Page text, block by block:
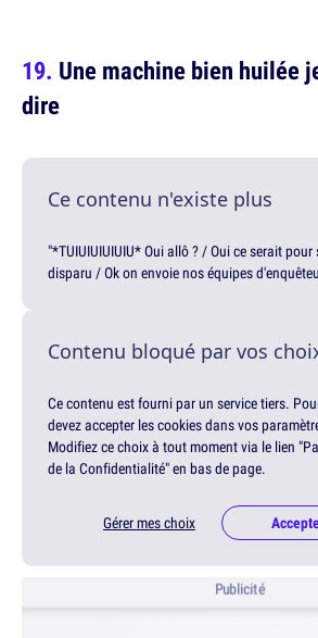
Une machine bien huilée
dire
Ce contenu n'existe plus
"*TUIUIUIUIUIU* Oui allô ? / Oui ce serait
disparu / Ok on envoie nos équipes
Contenu bloqué par vos
Ce contenu est fourni par un service tiers.
devez accepter les cookies dans vos
Modifiez ce choix à tout moment via le lien
de la Confidentialité" en bas de page.
Gérer mes choix
Publicité